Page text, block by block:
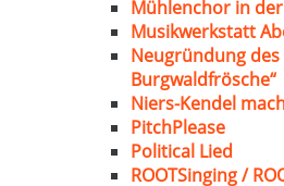
Mühlenchor in
Musikwerkstatt
Neugründung
Burgwaldfrösche“
Niers-Kendel
PitchPlease
Political Lied
ROOTSinging /